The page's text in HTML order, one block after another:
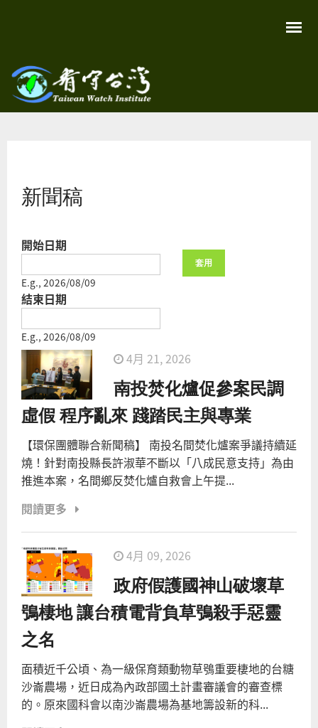
容
Watch
新聞稿
開始日期
E.g., 2026/08/09
結束日期
E.g., 2026/08/09
4月 21, 2026
南投焚化爐促參案民調
虛假 程序亂來 踐踏民主與專業
【環保團體聯合新聞稿】 南投名間焚化爐案爭議持續延
燒！針對南投縣長許淑華不斷以「八成民意支持」為由
推進本案，名間鄉反焚化爐自救會上午提...
閱讀更多
4月 09, 2026
政府假護國神山破壞草
鴞棲地 讓台積電背負草鴞殺手惡靈
之名
面積近千公頃、為一級保育類動物草鴞重要棲地的台糖
沙崙農場，近日成為內政部國土計畫審議會的審查標
的。原來國科會以南沙崙農場為基地籌設新的科...
頁面